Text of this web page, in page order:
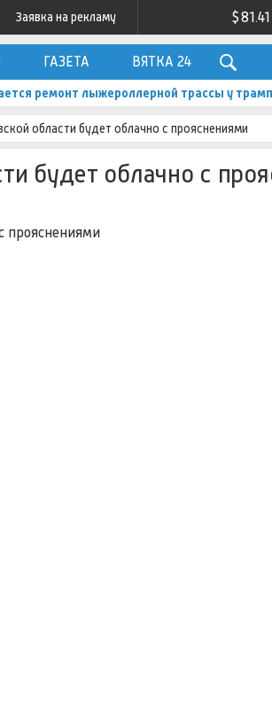
Заявка на рекламу $81.41
ГАЗЕТА ВЯТКА 24
ремонт лыжероллерной трассы у
области будет облачно с прояснениями
будет облачно с